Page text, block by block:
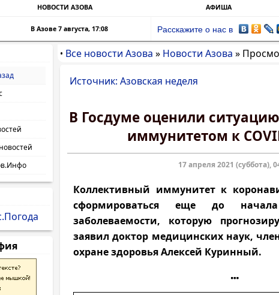
НОВОСТИ АЗОВА АФИША
В Азове 7 августа, 17:08 Расскажите о нас в
• Все новости Азова » Новости Азова »
Источник: Азовская неделя
В Госдуме оценили
иммунитетом к
17 апреля 2021 (суббота),
Коллективный иммунитет к
сформироваться еще до
заболеваемости, которую
заявил доктор медицинских наук,
охране здоровья Алексей Куринный.